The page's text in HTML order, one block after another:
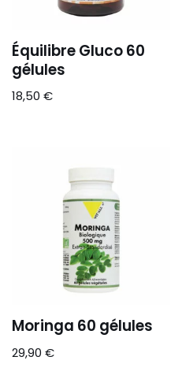
Équilibre Gluco 60
gélules
18,50 €
Moringa 60 gélules
29,90 €